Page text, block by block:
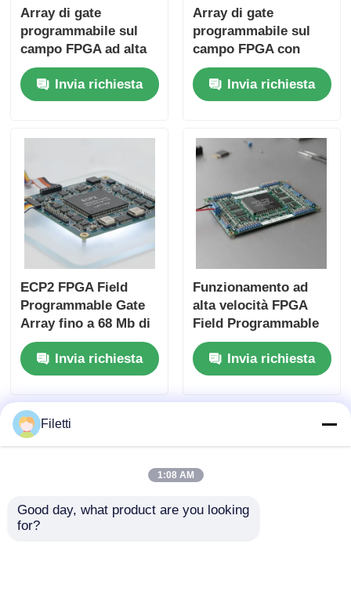
Array di gate
programmabile sul
campo FPGA ad alta
velocità da 766 MHz
con condensatore al
tantalio da 22 uF e
assestamento di 6
Invia richiesta
Array di gate
programmabile sul
campo FPGA con
frequenza di clock
massima di 766 MHz
RAM distribuita di
I2C a 2 fili
Invia richiesta
ECP2 FPGA Field
Programmable Gate
Array fino a 68 Mb di
RAM di blocco e 6 Us
Settling Time per
sistemi digitali
Invia richiesta
Funzionamento ad
alta velocità FPGA
Field Programmable
Gate Array ECP2 con
tensione di
alimentazione
Invia richiesta
Filetti
1:08 AM
Good day, what product are you looking
for?